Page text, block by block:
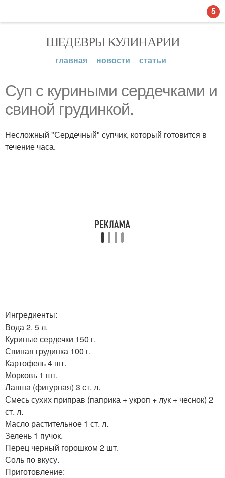
ШЕДЕВРЫ КУЛИНАРИИ
главная новости статьи
Суп с куриными сердечками и
свиной грудинкой.
Несложный "Сердечный" супчик, который готовится в
течение часа.
Ингредиенты:
Вода 2. 5 л.
Куриные сердечки 150 г.
Свиная грудинка 100 г.
Картофель 4 шт.
Морковь 1 шт.
Лапша (фигурная) 3 ст. л.
Смесь сухих приправ (паприка + укроп + лук + чеснок) 2
ст. л.
Масло растительное 1 ст. л.
Зелень 1 пучок.
Перец черный горошком 2 шт.
Соль по вкусу.
Приготовление:
5